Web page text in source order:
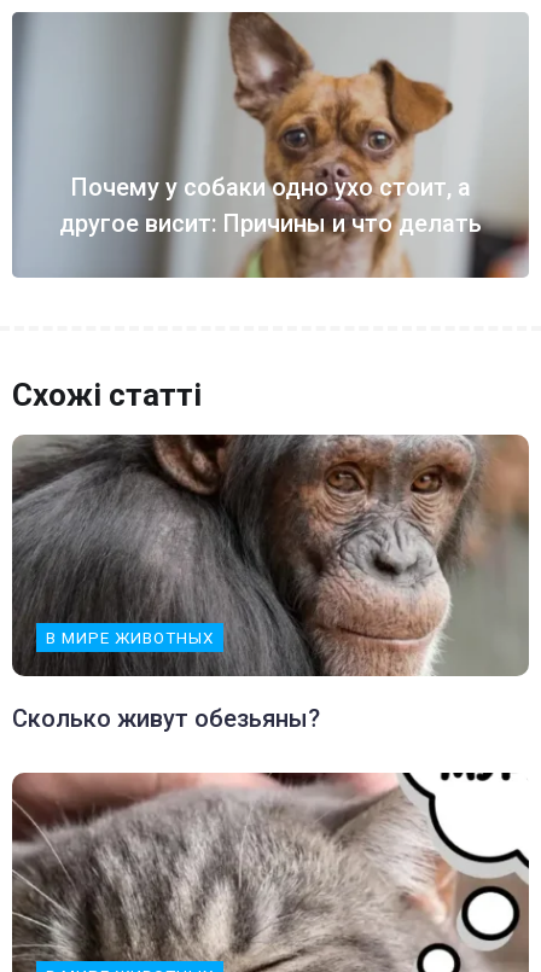
Почему у собаки одно ухо стоит, а
другое висит: Причины и что делать
Схожі статті
В МИРЕ ЖИВОТНЫХ
Сколько живут обезьяны?